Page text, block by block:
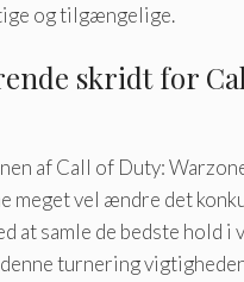
og tilgængelige.
skridt for
af ​​Call of Duty:
meget vel ændre det
at samle de bedste hold i
turnering